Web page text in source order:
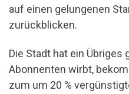
auf einen gelungenen
zurückblicken.
Die Stadt hat ein Übriges
Abonnenten wirbt,
zum um 20 %